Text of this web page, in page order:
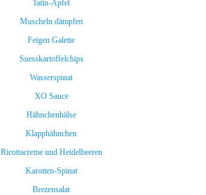
Tatin-Äpfel
Muscheln dämpfen
Feigen Galette
Suesskartoffelchips
Wasserspinat
XO Sauce
Hähnchenhälse
Klapphähnchen
Ricottacreme und Heidelbeeren
Karotten-Spinat
Brezensalat